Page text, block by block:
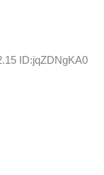
ID:jqZDNgKA0